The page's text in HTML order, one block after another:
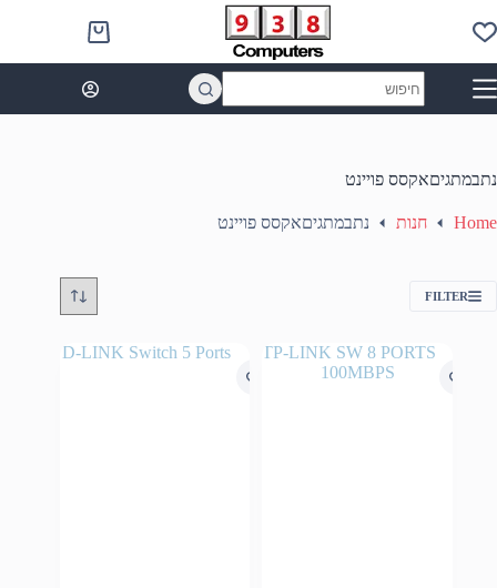
to
content
Shopping
cart
results
נתבמתגיםאקסס פויינט
Home חנות נתבמתגיםאקסס פויינט
FILTER